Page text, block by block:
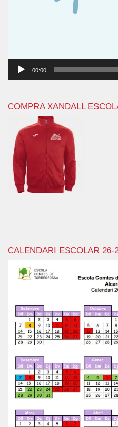
00:00
COMPRA XANDALL
CALENDARI ESCOLAR 26-